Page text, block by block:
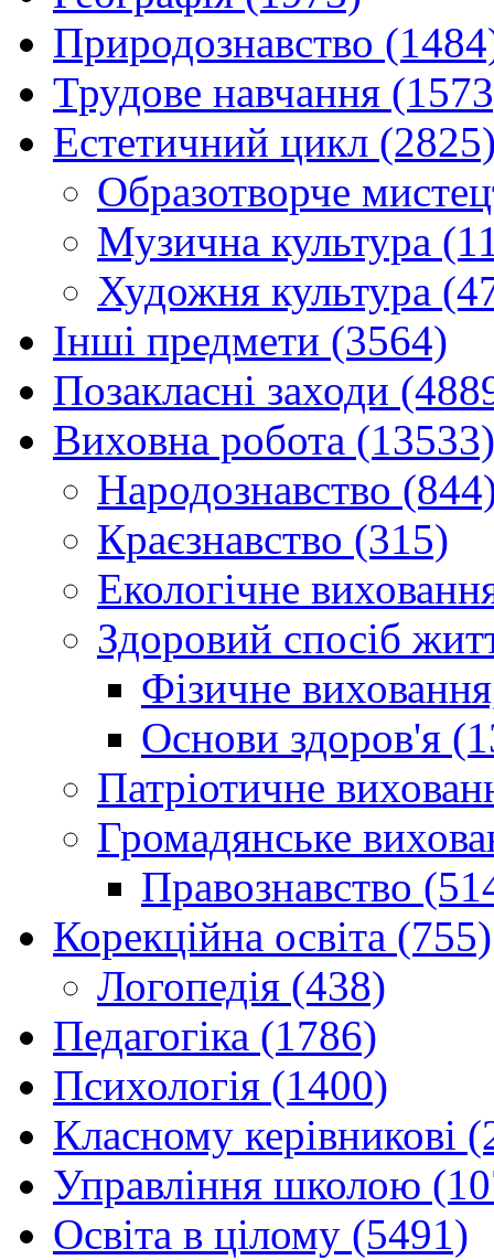
Природознавство
Трудове навчання
Естетичний цикл
Образотворче
Музична культура
Художня культура
Інші предмети (3564)
Позакласні заходи
Виховна робота (13533)
Народознавство
Краєзнавство (315)
Екологічне
Здоровий спосіб
Фізичне
Основи здоров'я
Патріотичне
Громадянське
Правознавство
Корекційна освіта (755)
Логопедія (438)
Педагогіка (1786)
Психологія (1400)
Класному керівникові
Управління школою
Освіта в цілому (5491)